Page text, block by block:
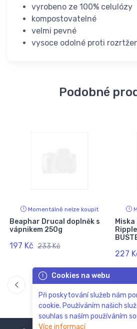
vyrobeno ze 100% celulózy
kompostovatelné
velmi pevné
vysoce odolné proti
Podobné
Momentálně nelze koupit
Beaphar Drucal doplněk s
vápnikem 250g
197 Kč 233 Kč
227
Cookies na webu
Při poskytování služeb nám
cookie. Používáním našich
souhlas s naším používáním
Více informací